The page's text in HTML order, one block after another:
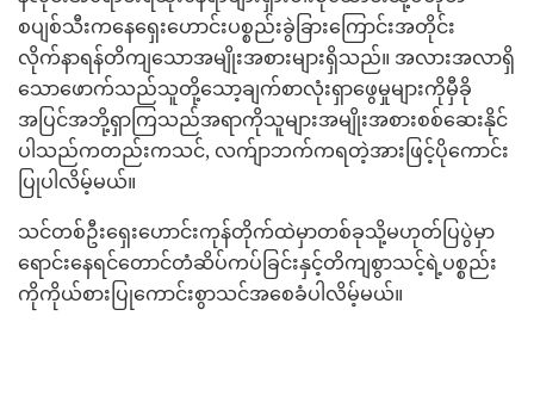
စပျစ်သီးကနေရှေးဟောင်းပစ္စည်းခွဲခြားကြောင်းအတိုင်း
လိုက်နာရန်တိကျသောအမျိုးအစားများရှိသည်။ အလားအလာရှိ
သောဖောက်သည်သူတို့သော့ချက်စာလုံးရှာဖွေမှုများကိုမှီခို
အပြင်အဘို့ရှာကြသည်အရာကိုသူများအမျိုးအစားစစ်ဆေးနိုင်
ပါသည်ကတည်းကသင်, လက်ျာဘက်ကရတဲ့အားဖြင့်ပိုကောင်း
ပြုပါလိမ့်မယ်။
သင်တစ်ဦးရှေးဟောင်းကုန်တိုက်ထဲမှာတစ်ခုသို့မဟုတ်ပြပွဲမှာ
ရောင်းနေရင်တောင်တံဆိပ်ကပ်ခြင်းနှင့်တိကျစွာသင့်ရဲ့ပစ္စည်း
ကိုကိုယ်စားပြုကောင်းစွာသင်အစေခံပါလိမ့်မယ်။